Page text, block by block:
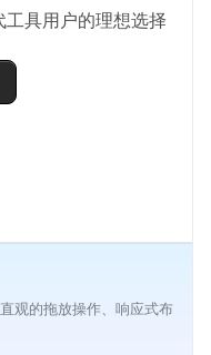
具用户的理想选择
观的拖放操作、响应式布